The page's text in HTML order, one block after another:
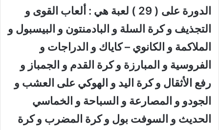
الدورة على ( 29 ) لعبة هي : ألعاب القوى و
التجذيف و كرة السلة و البادمنتون و البيسبول و
الملاكمة و الكانوي – كاياك و الدراجات و
الفروسية و المبارزة و كرة القدم و الجمباز و
رفع الأثقال و كرة اليد و الهوكي على العشب و
الجودو و المصارعة و السباحة و الخماسي
الحديث و السوفت بول و كرة المضرب و كرة